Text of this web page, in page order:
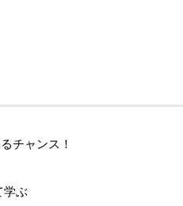
チャンス！
学ぶ